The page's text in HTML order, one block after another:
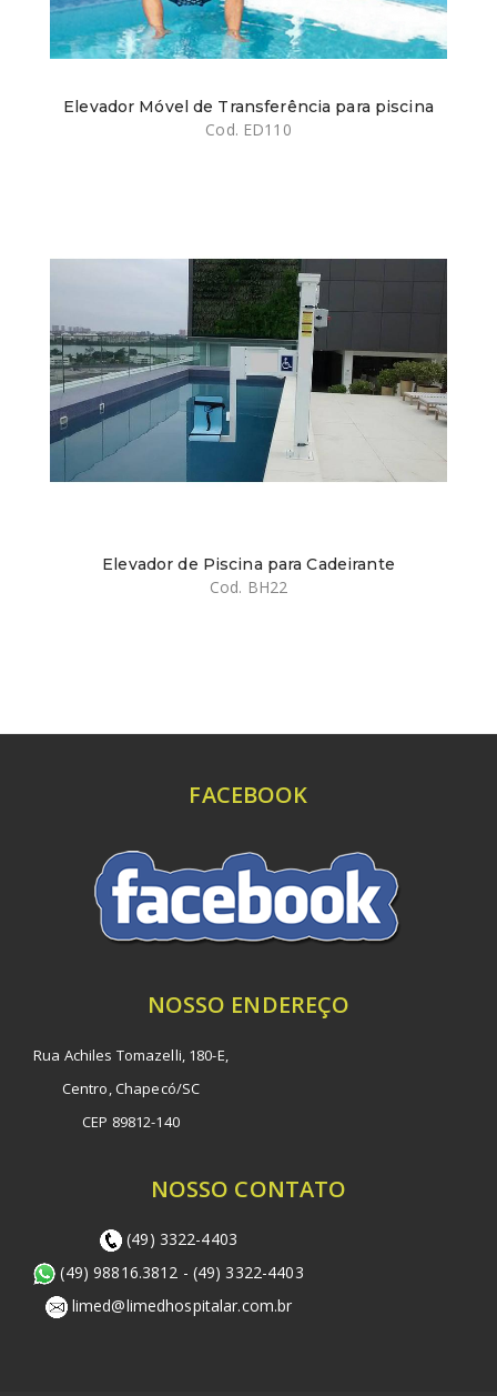
Elevador Móvel de Transferência para piscina
Cod. ED110
Elevador de Piscina para Cadeirante
Cod. BH22
FACEBOOK
NOSSO ENDEREÇO
Rua Achiles Tomazelli, 180-E,
Centro, Chapecó/SC
CEP 89812-140
NOSSO CONTATO
(49) 3322-4403
(49) 98816.3812 - (49) 3322-4403
limed@limedhospitalar.com.br